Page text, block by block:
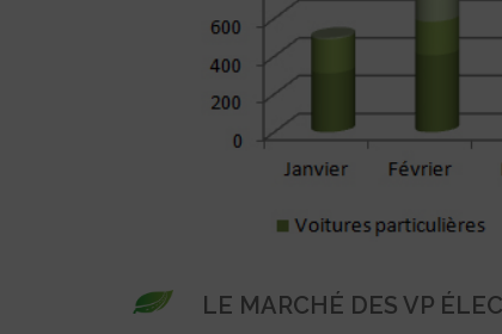
LE MARCHÉ DES VP